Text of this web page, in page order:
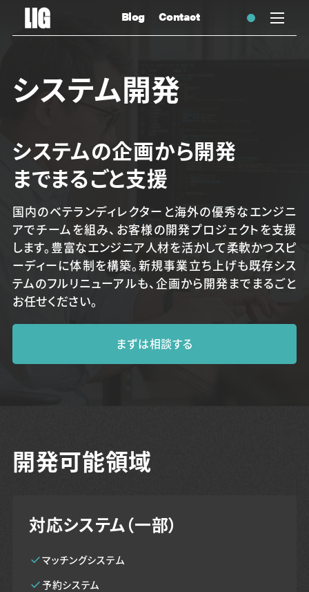
Contact
Blog
システム開発
システムの企画から開発
までまるごと支援
国内のベテランディレクターと海外の優秀なエンジニ
アでチームを組み、お客様の開発プロジェクトを支援
します。豊富なエンジニア人材を活かして柔軟かつスピ
ーディーに体制を構築。新規事業立ち上げも既存シス
テムのフルリニューアルも、企画から開発までまるごと
お任せください。
まずは相談する
開発可能領域
対応システム（一部）
マッチングシステム
予約システム